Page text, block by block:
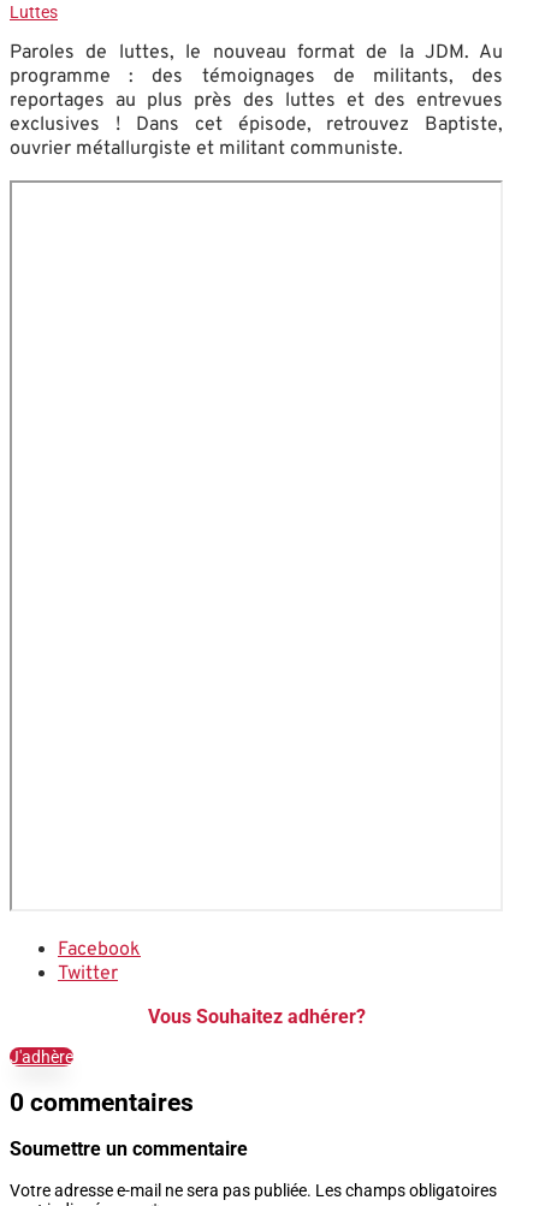
Luttes
Paroles de luttes, le nouveau format de la JDM. Au
programme : des témoignages de militants, des
reportages au plus près des luttes et des entrevues
exclusives ! Dans cet épisode, retrouvez Baptiste,
ouvrier métallurgiste et militant communiste.
Facebook
Twitter
Vous Souhaitez adhérer?
J'adhère
0 commentaires
Soumettre un commentaire
Votre adresse e-mail ne sera pas publiée. Les champs obligatoires